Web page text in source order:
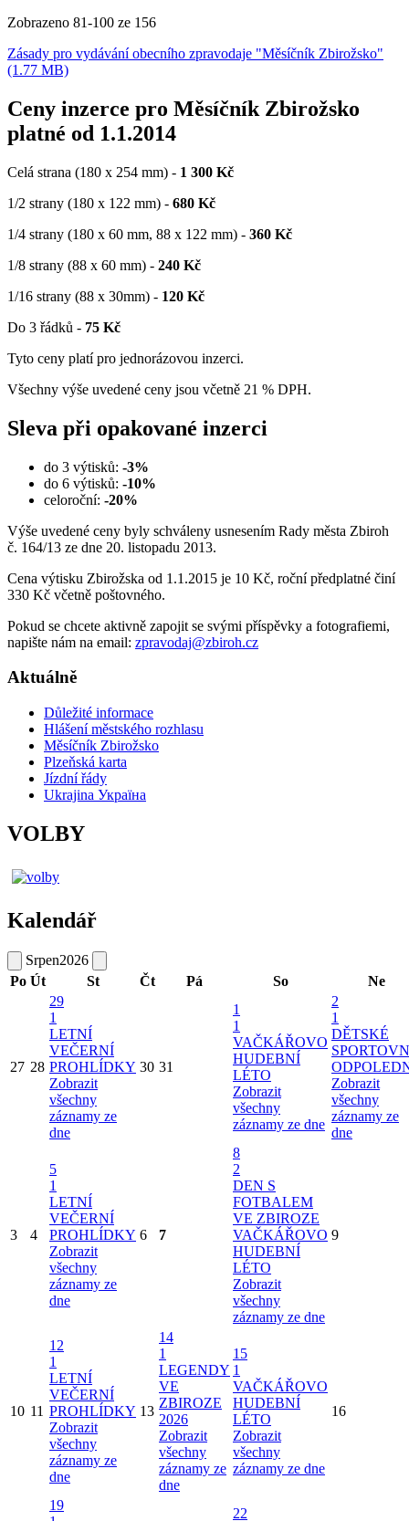
Zobrazeno 81-100 ze 156
Zásady pro vydávání obecního zpravodaje "Měsíčník Zbirožsko"
(1.77 MB)
Ceny inzerce pro Měsíčník Zbirožsko
platné od 1.1.2014
Celá strana (180 x 254 mm) - 1 300 Kč
1/2 strany (180 x 122 mm) - 680 Kč
1/4 strany (180 x 60 mm, 88 x 122 mm) - 360 Kč
1/8 strany (88 x 60 mm) - 240 Kč
1/16 strany (88 x 30mm) - 120 Kč
Do 3 řádků - 75 Kč
Tyto ceny platí pro jednorázovou inzerci.
Všechny výše uvedené ceny jsou včetně 21 % DPH.
Sleva při opakované inzerci
do 3 výtisků: -3%
do 6 výtisků: -10%
celoroční: -20%
Výše uvedené ceny byly schváleny usnesením Rady města Zbiroh
č. 164/13 ze dne 20. listopadu 2013.
Cena výtisku Zbirožska od 1.1.2015 je 10 Kč, roční předplatné činí
330 Kč včetně poštovného.
Pokud se chcete aktivně zapojit se svými příspěvky a fotografiemi,
napište nám na email: zpravodaj@zbiroh.cz
Aktuálně
Důležité informace
Hlášení městského rozhlasu
Měsíčník Zbirožsko
Plzeňská karta
Jízdní řády
Ukrajina Україна
VOLBY
Kalendář
Srpen2026
Po Út St Čt Pá So Ne
27 28
29
1
LETNÍ
VEČERNÍ
PROHLÍDKY
Zobrazit
všechny
záznamy ze
dne
30 31
1
1
VAČKÁŘOVO
HUDEBNÍ
LÉTO
Zobrazit
všechny
záznamy ze dne
2
1
DĚTSKÉ
Zobrazit
všechny
záznamy ze
dne
3 4
5
1
LETNÍ
VEČERNÍ
PROHLÍDKY
Zobrazit
všechny
záznamy ze
dne
6 7
8
2
DEN S
FOTBALEM
VE ZBIROZE
VAČKÁŘOVO
HUDEBNÍ
LÉTO
Zobrazit
všechny
záznamy ze dne
9
10 11
12
1
LETNÍ
VEČERNÍ
PROHLÍDKY
Zobrazit
všechny
záznamy ze
dne
13
14
1
LEGENDY
VE
ZBIROZE
2026
Zobrazit
všechny
záznamy ze
dne
15
1
VAČKÁŘOVO
HUDEBNÍ
LÉTO
Zobrazit
všechny
záznamy ze dne
16
19
22